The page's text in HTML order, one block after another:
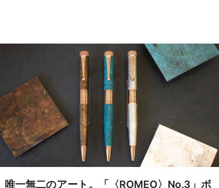
唯一無二のアート。「〈ROMEO〉No.3」ボ